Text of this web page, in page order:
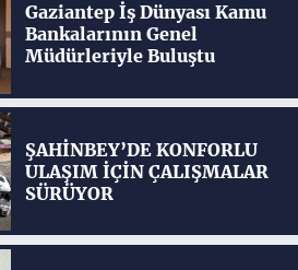
Gaziantep İş Dünyası Kamu
Bankalarının Genel
Müdürleriyle Buluştu
ŞAHİNBEY’DE KONFORLU
ULAŞIM İÇİN ÇALIŞMALAR
SÜRÜYOR